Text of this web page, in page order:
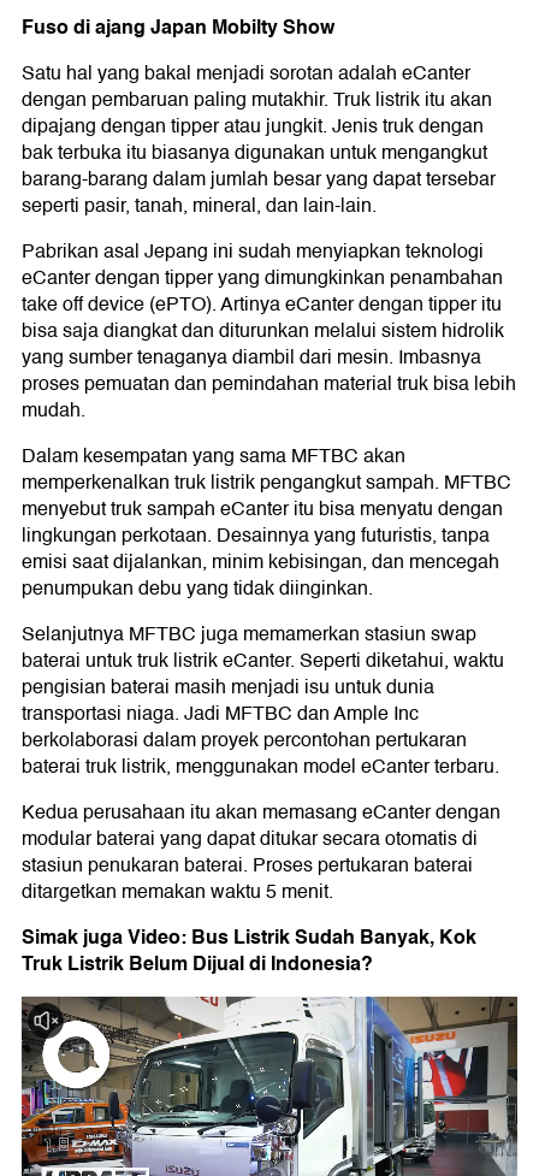
Fuso di ajang Japan Mobilty Show
Satu hal yang bakal menjadi sorotan adalah eCanter
dengan pembaruan paling mutakhir. Truk listrik itu akan
dipajang dengan tipper atau jungkit. Jenis truk dengan
bak terbuka itu biasanya digunakan untuk mengangkut
barang-barang dalam jumlah besar yang dapat tersebar
seperti pasir, tanah, mineral, dan lain-lain.
Pabrikan asal Jepang ini sudah menyiapkan teknologi
eCanter dengan tipper yang dimungkinkan penambahan
take off device (ePTO). Artinya eCanter dengan tipper itu
bisa saja diangkat dan diturunkan melalui sistem hidrolik
yang sumber tenaganya diambil dari mesin. Imbasnya
proses pemuatan dan pemindahan material truk bisa lebih
mudah.
Dalam kesempatan yang sama MFTBC akan
memperkenalkan truk listrik pengangkut sampah. MFTBC
menyebut truk sampah eCanter itu bisa menyatu dengan
lingkungan perkotaan. Desainnya yang futuristis, tanpa
emisi saat dijalankan, minim kebisingan, dan mencegah
penumpukan debu yang tidak diinginkan.
Selanjutnya MFTBC juga memamerkan stasiun swap
baterai untuk truk listrik eCanter. Seperti diketahui, waktu
pengisian baterai masih menjadi isu untuk dunia
transportasi niaga. Jadi MFTBC dan Ample Inc
berkolaborasi dalam proyek percontohan pertukaran
baterai truk listrik, menggunakan model eCanter terbaru.
Kedua perusahaan itu akan memasang eCanter dengan
modular baterai yang dapat ditukar secara otomatis di
stasiun penukaran baterai. Proses pertukaran baterai
ditargetkan memakan waktu 5 menit.
Simak juga Video: Bus Listrik Sudah Banyak, Kok
Truk Listrik Belum Dijual di Indonesia?